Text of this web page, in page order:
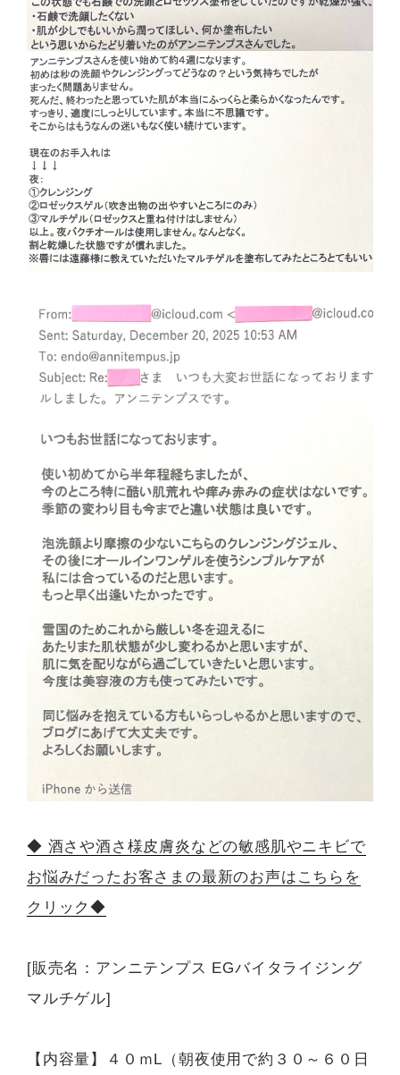
◆ 酒さや酒さ様皮膚炎などの敏感肌やニキビで
お悩みだったお客さまの最新のお声はこちらを
クリック◆
[販売名：アンニテンプス EGバイタライジング
マルチゲル]
【内容量】４０ｍL（朝夜使用で約３０～６０日